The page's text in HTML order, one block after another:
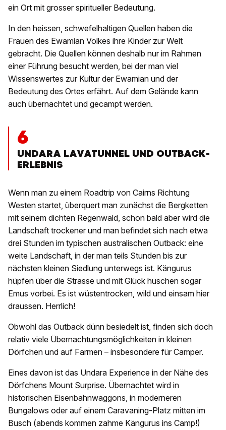
ein Ort mit grosser spiritueller Bedeutung.
In den heissen, schwefelhaltigen Quellen haben die
Frauen des Ewamian Volkes ihre Kinder zur Welt
gebracht. Die Quellen können deshalb nur im Rahmen
einer Führung besucht werden, bei der man viel
Wissenswertes zur Kultur der Ewamian und der
Bedeutung des Ortes erfährt. Auf dem Gelände kann
auch übernachtet und gecampt werden.
6
UNDARA LAVATUNNEL UND OUTBACK-
ERLEBNIS
Wenn man zu einem Roadtrip von Cairns Richtung
Westen startet, überquert man zunächst die Bergketten
mit seinem dichten Regenwald, schon bald aber wird die
Landschaft trockener und man befindet sich nach etwa
drei Stunden im typischen australischen Outback: eine
weite Landschaft, in der man teils Stunden bis zur
nächsten kleinen Siedlung unterwegs ist. Kängurus
hüpfen über die Strasse und mit Glück huschen sogar
Emus vorbei. Es ist wüstentrocken, wild und einsam hier
draussen. Herrlich!
Obwohl das Outback dünn besiedelt ist, finden sich doch
relativ viele Übernachtungsmöglichkeiten in kleinen
Dörfchen und auf Farmen – insbesondere für Camper.
Eines davon ist das Undara Experience in der Nähe des
Dörfchens Mount Surprise. Übernachtet wird in
historischen Eisenbahnwaggons, in moderneren
Bungalows oder auf einem Caravaning-Platz mitten im
Busch (abends kommen zahme Kängurus ins Camp!)